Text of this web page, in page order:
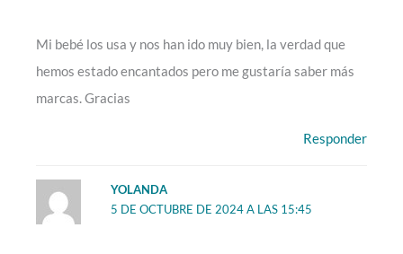
Mi bebé los usa y nos han ido muy bien, la verdad que
hemos estado encantados pero me gustaría saber más
marcas. Gracias
Responder
YOLANDA
5 DE OCTUBRE DE 2024 A LAS 15:45